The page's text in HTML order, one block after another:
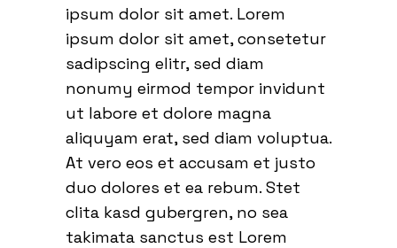
ipsum dolor sit amet. Lorem
ipsum dolor sit amet, consetetur
sadipscing elitr, sed diam
nonumy eirmod tempor invidunt
ut labore et dolore magna
aliquyam erat, sed diam voluptua.
At vero eos et accusam et justo
duo dolores et ea rebum. Stet
clita kasd gubergren, no sea
takimata sanctus est Lorem